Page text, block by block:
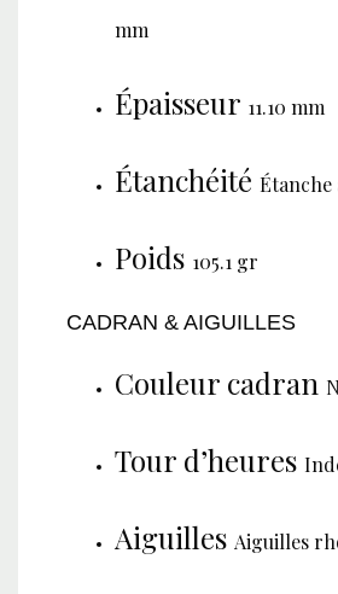
mm
Épaisseur 11.10 mm
Étanchéité Étanche
Poids 105.1 gr
CADRAN & AIGUILLES
Couleur cadran
Tour d’heures
Aiguilles Aiguilles